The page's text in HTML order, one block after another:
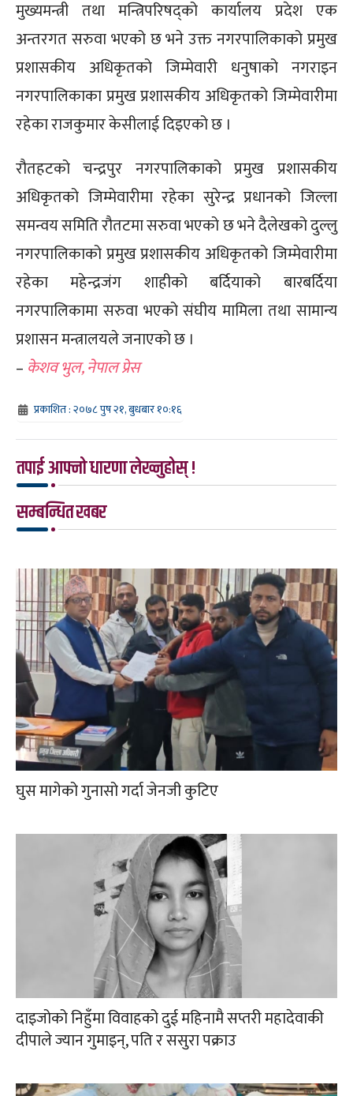
मुख्यमन्त्री तथा मन्त्रिपरिषद्को कार्यालय प्रदेश एक
अन्तरगत सरुवा भएको छ भने उक्त नगरपालिकाको प्रमुख
प्रशासकीय अधिकृतको जिम्मेवारी धनुषाको नगराइन
नगरपालिकाका प्रमुख प्रशासकीय अधिकृतको जिम्मेवारीमा
रहेका राजकुमार केसीलाई दिइएको छ ।
रौतहटको चन्द्रपुर नगरपालिकाको प्रमुख प्रशासकीय
अधिकृतको जिम्मेवारीमा रहेका सुरेन्द्र प्रधानको जिल्ला
समन्वय समिति रौतटमा सरुवा भएको छ भने दैलेखको दुल्लु
नगरपालिकाको प्रमुख प्रशासकीय अधिकृतको जिम्मेवारीमा
रहेका महेन्द्रजंग शाहीको बर्दियाको बारबर्दिया
नगरपालिकामा सरुवा भएको संघीय मामिला तथा सामान्य
प्रशासन मन्त्रालयले जनाएको छ ।
– केशव भुल, नेपाल प्रेस
प्रकाशित : २०७८ पुष २१, बुधबार १०:१६
तपाई आफ्नो धारणा लेख्नुहोस् !
सम्बन्धित खबर
घुस मागेको गुनासो गर्दा जेनजी कुटिए
दाइजोको निहुँमा विवाहको दुई महिनामै सप्तरी महादेवाकी
दीपाले ज्यान गुमाइन्, पति र ससुरा पक्राउ